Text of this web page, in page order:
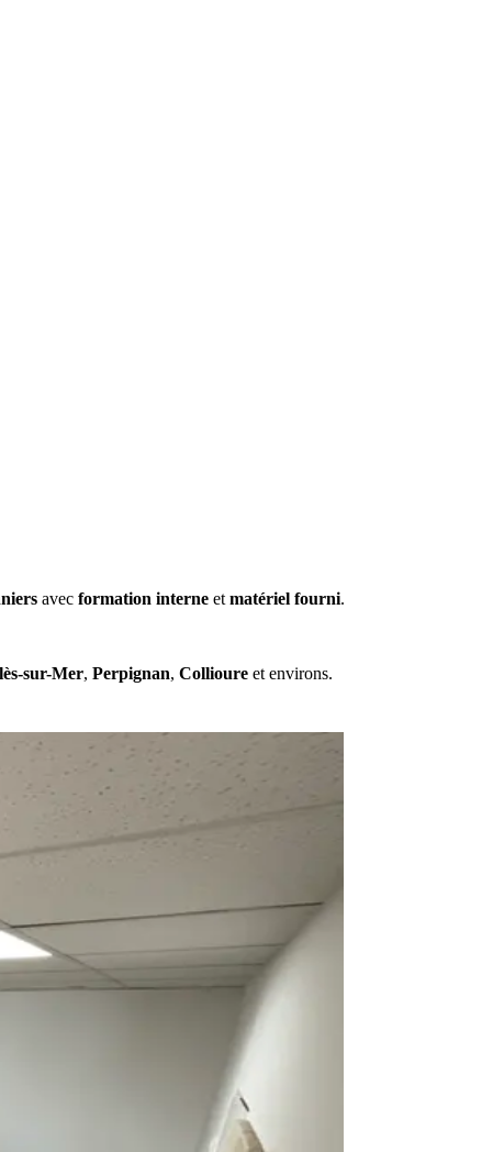
avec formation interne et matériel fourni.
sur-Mer, Perpignan, Collioure et environs.